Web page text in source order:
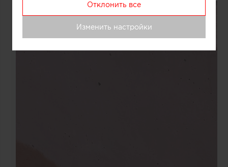
Отклонить все
Изменить настройки